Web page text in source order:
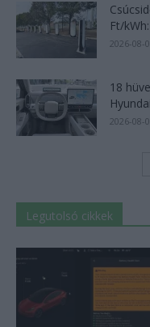
Ft/
2026-08-
18
2026-08-
Legutolsó cikkek